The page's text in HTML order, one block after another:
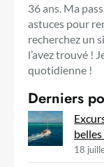
36 ans. Ma
astuces pour
recherchez un
l’avez trouvé !
quotidienne !
Derniers
18